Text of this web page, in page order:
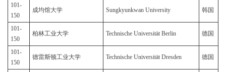
101-
150
成均馆大学 Sungkyunkwan University 韩国
101-
150
柏林工业大学 Technische Universität Berlin 德国
101-
150
德雷斯顿工业大学 Technische Universität Dresden 德国